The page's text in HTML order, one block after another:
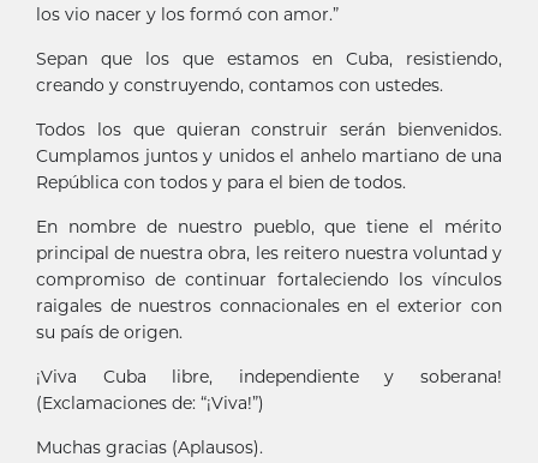
los vio nacer y los formó con amor.”
Sepan que los que estamos en Cuba, resistiendo,
creando y construyendo, contamos con ustedes.
Todos los que quieran construir serán bienvenidos.
Cumplamos juntos y unidos el anhelo martiano de una
República con todos y para el bien de todos.
En nombre de nuestro pueblo, que tiene el mérito
principal de nuestra obra, les reitero nuestra voluntad y
compromiso de continuar fortaleciendo los vínculos
raigales de nuestros connacionales en el exterior con
su país de origen.
¡Viva Cuba libre, independiente y soberana!
(Exclamaciones de: “¡Viva!”)
Muchas gracias (Aplausos).